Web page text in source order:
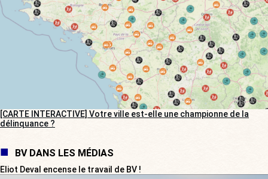
[CARTE INTERACTIVE] Votre ville est-elle une championne de la
délinquance ?
BV DANS LES MÉDIAS
Eliot Deval encense le travail de BV !